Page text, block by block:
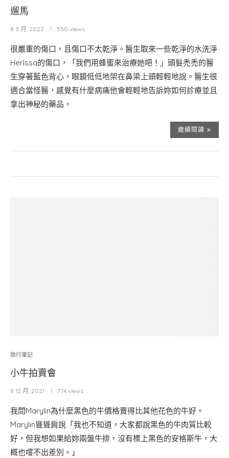
遛馬
8 3 月, 2022 550 views
很嚴重的傷口，且傷口不太乾淨。醫生取來一些乾淨的水洗淨
HerIssa的傷口，「我們用蜂蜜來治療她吧！」頭髮禿禿的醫
生穿著藍色背心，眼鏡低低地架在鼻梁上頭輕輕地說。醫生很
適合當怪醫，感覺有什麼病痛他會輕輕地告訴妳如何診療並且
拿出神秘的藥品。
繼續閱讀
旅行筆記
小牛拍賣會
8 12 月, 2021 774 views
我問Marylin為什麼黑色的牛價格賣得比其他花色的牛好。
Marylin聳聳肩說「我也不知道，大家都說黑色的牛肉質比較
好，但我想如果給妳兩盤牛排，沒有標上黑色的安格斯牛，大
概也嚐不出差別。」